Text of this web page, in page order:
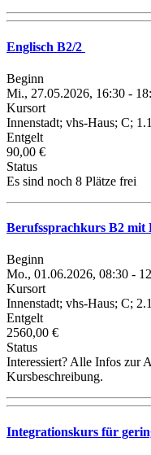
Englisch B2/2
Beginn
Mi., 27.05.2026, 16:30 -
Kursort
Innenstadt; vhs-Haus; C;
Entgelt
90,00 €
Status
Es sind noch 8 Plätze frei
Berufssprachkurs B2 mit
Beginn
Mo., 01.06.2026, 08:30 -
Kursort
Innenstadt; vhs-Haus; C;
Entgelt
2560,00 €
Status
Interessiert? Alle Infos zur
Kursbeschreibung.
Integrationskurs für